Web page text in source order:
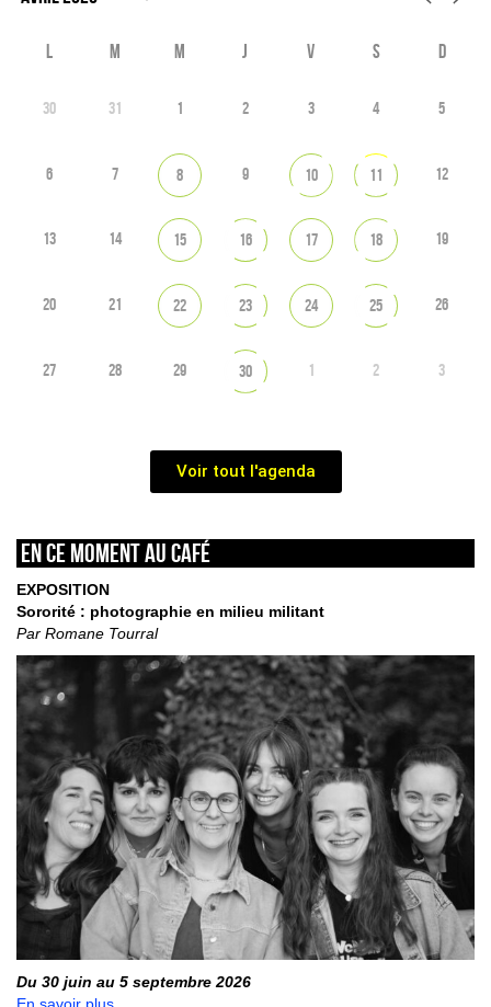
L M M J V S D
30 31 1 2 3 4 5
6 7 8 9 10 11 12
13 14 15 16 17 18 19
20 21 22 23 24 25 26
27 28 29 30 1 2 3
Voir tout l'agenda
En ce moment au café
EXPOSITION
Sororité : photographie en milieu militant
Par Romane Tourral
Du 30 juin au 5 septembre 2026